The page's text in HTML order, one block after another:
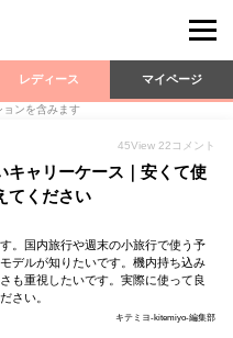
レディース マイページ
ョンを含みます
45View 22 コメント
キャリーケース｜安くて使
てください
。国内旅行や週末の小旅行で使う予
デルが知りたいです。機内持ち込み
も重視したいです。実際に使って良
さい。
キテミヨ-kitemiyo-編集部